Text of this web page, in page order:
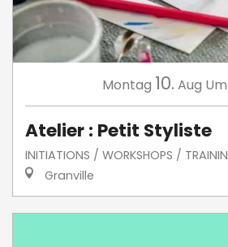
Montag 10. Aug
Atelier : Petit Styliste
INITIATIONS / WORKSHOPS /
Granville